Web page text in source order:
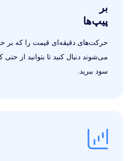
بر
پیپ‌ها
حرکت‌های دقیقه‌ای قیمت را که بر
می‌شوند دنبال کنید تا بتوانید از
سود ببرید.